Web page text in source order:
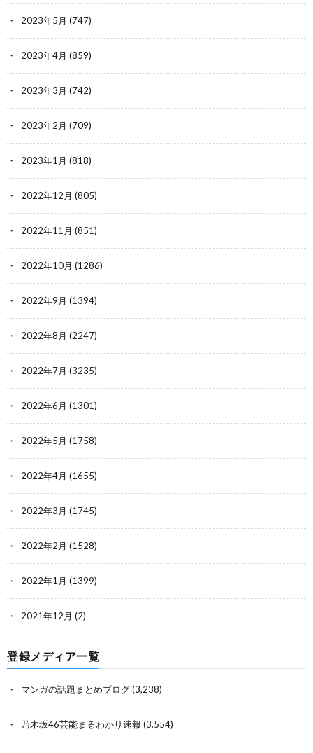
2023年5月 (747)
2023年4月 (859)
2023年3月 (742)
2023年2月 (709)
2023年1月 (818)
2022年12月 (805)
2022年11月 (851)
2022年10月 (1286)
2022年9月 (1394)
2022年8月 (2247)
2022年7月 (3235)
2022年6月 (1301)
2022年5月 (1758)
2022年4月 (1655)
2022年3月 (1745)
2022年2月 (1528)
2022年1月 (1399)
2021年12月 (2)
登録メディア一覧
マンガの話題まとめブログ(3,238)
乃木坂46芸能まるわかり速報 (3,554)